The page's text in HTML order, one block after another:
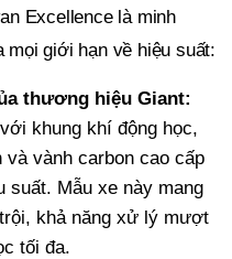
Excellence là minh
giới hạn về hiệu suất:
thương hiệu Giant:
khung khí động học,
vành carbon cao cấp
Mẫu xe này mang
khả năng xử lý mượt
tối đa.